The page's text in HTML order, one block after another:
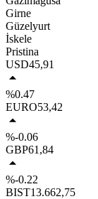
Girne
Güzelyurt
İskele
Pristina
USD45,91
%0.47
EURO53,42
%-0.06
GBP61,84
%-0.22
BIST13.662,75